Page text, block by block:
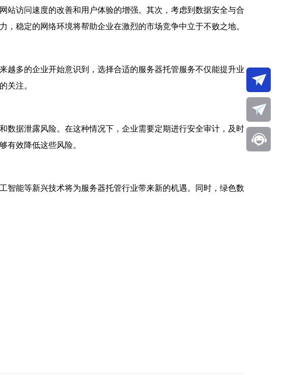
站访问速度的改善和用户体验的增强。其次，考虑到数据安全与合
稳定的网络环境将帮助企业在激烈的市场竞争中立于不败之地。
越多的企业开始意识到，选择合适的服务器托管服务不仅能提升业
关注。
数据泄露风险。在这种情况下，企业需要定期进行安全审计，及时
有效降低这些风险。
智能等新兴技术将为服务器托管行业带来新的机遇。同时，绿色数